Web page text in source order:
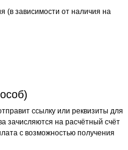
(в зависимости от наличия на
ссылку или реквизиты для
зачисляются на расчётный счёт
с возможностью получения